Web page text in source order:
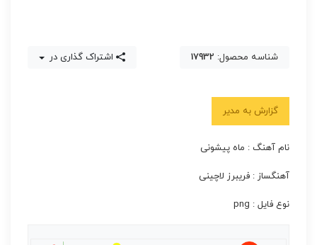
شناسه محصول: 17932 اشتراک گذاری در
گزارش به مدیر
نام آهنگ : ماه پیشونی
آهنگساز : فریبرز لاچینی
نوع فایل : png